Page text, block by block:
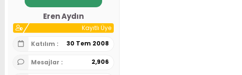
Eren Aydın
Kayıtlı Üye
Katılım
30 Tem 2008
Mesajlar 2,906